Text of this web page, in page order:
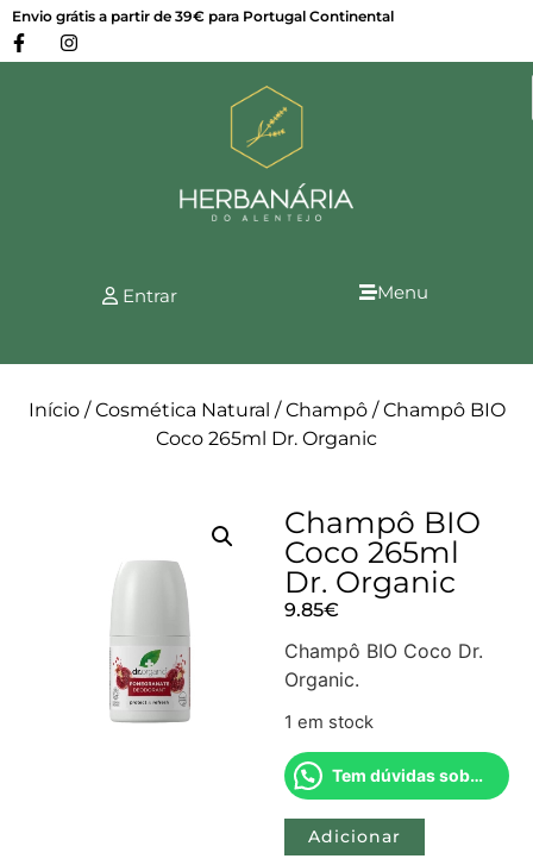
Envio grátis a partir de 39€ para Portugal Continental
Entrar Menu
Início/Cosmética Natural /Champô/ Champô BIO
Coco 265ml Dr. Organic
Champô BIO
Coco 265ml
Dr. Organic
9.85€
Champô BIO Coco Dr.
Organic.
1 em stock
Tem dúvidas sobre este produto?
Adicionar